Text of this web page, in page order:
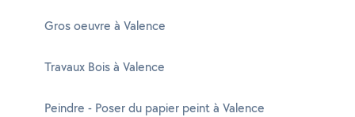
Gros oeuvre à Valence
Travaux Bois à Valence
Peindre - Poser du papier peint à Valence